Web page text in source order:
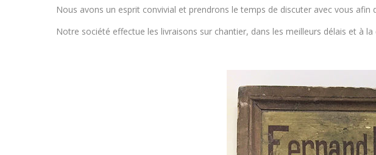
Nous avons un esprit convivial et prendrons le temps de discuter avec vous
Notre société effectue les livraisons sur chantier, dans les meilleurs délais et à